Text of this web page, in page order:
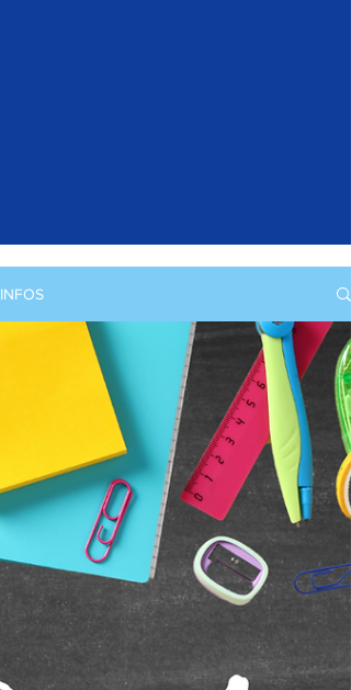
INFOS